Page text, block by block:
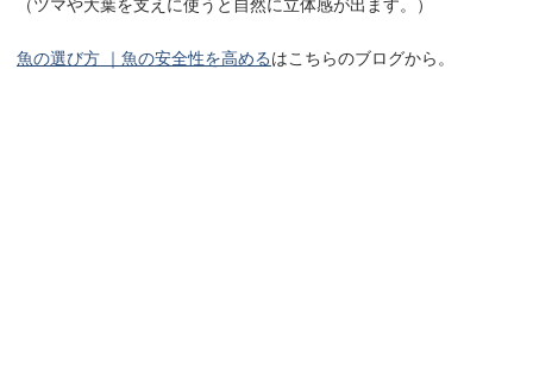
魚の選び方 ｜魚の安全性を高めるはこちらのブログから。